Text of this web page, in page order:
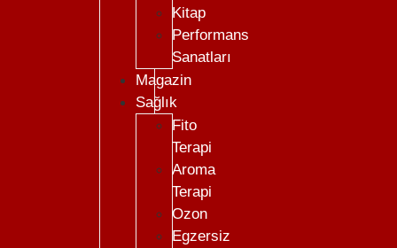
Kitap
Performans
Sanatları
Magazin
Sağlık
Fito
Terapi
Aroma
Terapi
Ozon
Egzersiz